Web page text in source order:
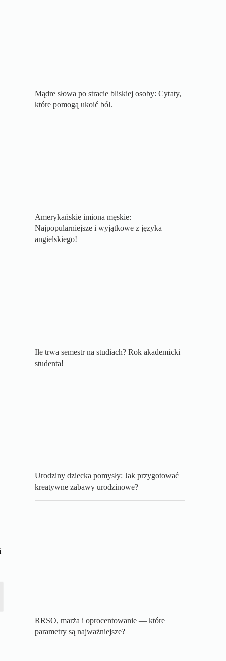
Mądre słowa po stracie bliskiej osoby: Cytaty,
które pomogą ukoić ból.
Amerykańskie imiona męskie:
Najpopularniejsze i wyjątkowe z języka
angielskiego!
Ile trwa semestr na studiach? Rok akademicki
studenta!
Urodziny dziecka pomysły: Jak przygotować
kreatywne zabawy urodzinowe?
RRSO, marża i oprocentowanie — które
parametry są najważniejsze?